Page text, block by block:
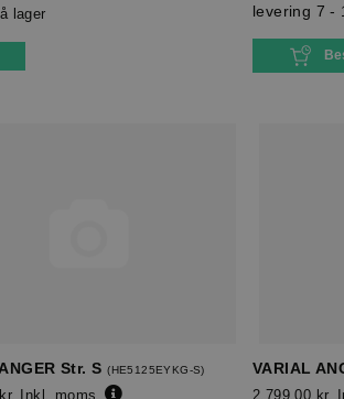
lager
levering 7 -
Str. S (HE5125EYKG-S)
Inkl. moms.
VARIAL
2.799,00 kr.